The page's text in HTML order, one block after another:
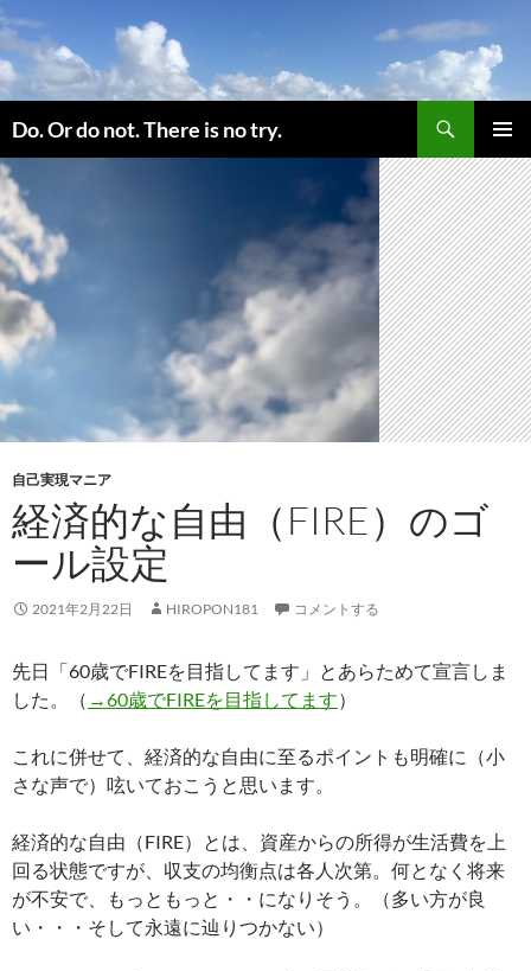
コ
ン
テ
ン
ツ
へ
ス
キ
ッ
プ
Do. Or do not. There is no try.
索
メインメ
ニュー
自己実現マニア
経済的な自由（FIRE）のゴ
ール設定
2021年2月22日 HIROPON181 コメントする
先日「60歳でFIREを目指してます」とあらためて宣言しま
した。（ →60歳でFIREを目指してます）
これに併せて、経済的な自由に至るポイントも明確に（小
さな声で）呟いておこうと思います。
経済的な自由（FIRE）とは、資産からの所得が生活費を上
回る状態ですが、収支の均衡点は各人次第。何となく将来
が不安で、もっともっと・・になりそう。（多い方が良
い・・・そして永遠に辿りつかない）